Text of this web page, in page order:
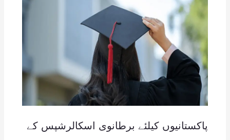
پاکستانیوں کیلئے برطانوی اسکالرشپس کے